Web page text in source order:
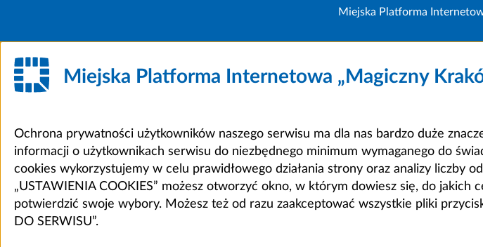
Miejska Platforma
Miejska Platforma Internetowa „Magiczny
Ochrona prywatności użytkowników naszego serwisu ma dla nas bardzo duże
informacji o użytkownikach serwisu do niezbędnego minimum wymaganego do
cookies wykorzystujemy w celu prawidłowego działania strony oraz analizy liczby
„USTAWIENIA COOKIES” możesz otworzyć okno, w którym dowiesz się, do jakich
potwierdzić swoje wybory. Możesz też od razu zaakceptować wszystkie pliki
DO SERWISU”.